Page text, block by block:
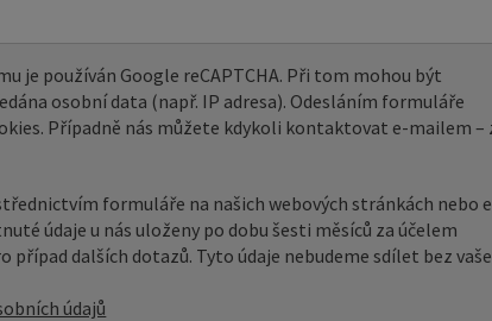
je používán Google reCAPTCHA. Při tom mohou být
osobní data (např. IP adresa). Odesláním formuláře
Případně nás můžete kdykoli kontaktovat e‑mailem –
formuláře na našich webových stránkách nebo
údaje u nás uloženy po dobu šesti měsíců za účelem
případ dalších dotazů. Tyto údaje nebudeme sdílet bez
údajů